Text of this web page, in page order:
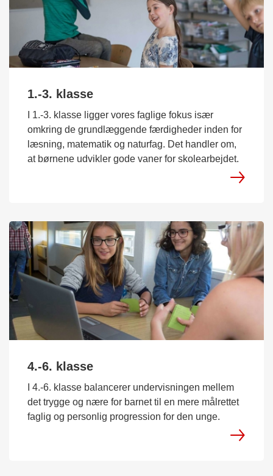
1.-3. klasse
I 1.-3. klasse ligger vores faglige fokus især
omkring de grundlæggende færdigheder inden for
læsning, matematik og naturfag. Det handler om,
at børnene udvikler gode vaner for skolearbejdet.
4.-6. klasse
I 4.-6. klasse balancerer undervisningen mellem
det trygge og nære for barnet til en mere målrettet
faglig og personlig progression for den unge.